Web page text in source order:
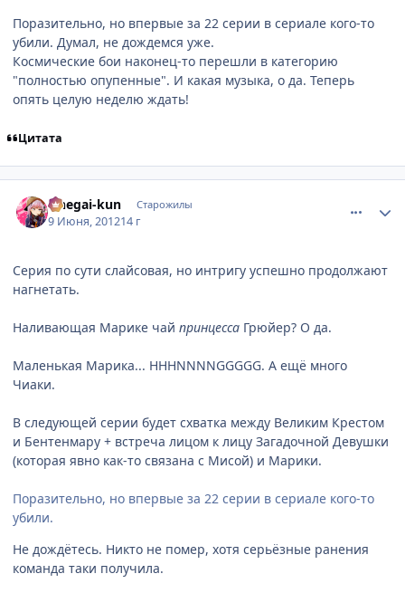
Поразительно, но впервые за 22 серии в сериале кого-то
убили. Думал, не дождемся уже.
Космические бои наконец-то перешли в категорию
"полностью опупенные". И какая музыка, о да. Теперь
опять целую неделю ждать!
Цитата
Onegai-kun Старожилы
9 Июня, 201214 г
Серия по сути слайсовая, но интригу успешно продолжают
нагнетать.
Наливающая Марике чай принцесса Грюйер? О да.
Маленькая Марика... HHHNNNNGGGGG. А ещё много
Чиаки.
В следующей серии будет схватка между Великим Крестом
и Бентенмару + встреча лицом к лицу Загадочной Девушки
(которая явно как-то связана с Мисой) и Марики.
Поразительно, но впервые за 22 серии в сериале кого-то
убили.
Не дождётесь. Никто не помер, хотя серьёзные ранения
команда таки получила.